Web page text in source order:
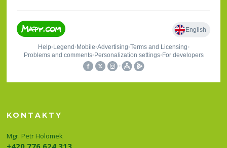
KONTAKTY
Mgr. Petr Holomek
+420 776 624 313